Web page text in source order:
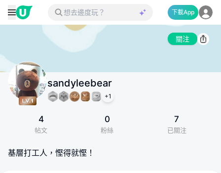
下載App
關注
sandyleebear
+1
4
帖文
0
粉絲
7
已關注
基層打工人，慳得就慳！